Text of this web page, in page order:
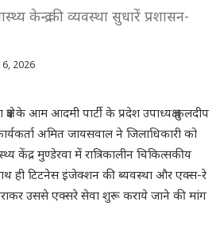
केन्द्र की व्यवस्था सुधारें प्रशासन-
2026
के आम आदमी पार्टी के प्रदेश उपाध्यक्ष कुलदीप
अमित जायसवाल ने जिलाधिकारी को
केंद्र मुण्डेरवा में रात्रिकालीन चिकित्सकीय
ही टिटनेस इंजेक्शन की ब्यवस्था और एक्स-रे
उससे एक्सरे सेवा शुरू कराये जाने की मांग